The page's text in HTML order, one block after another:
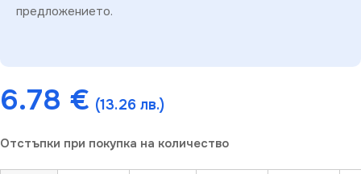
предложението.
6.78 € (13.26 лв.)
Отстъпки при покупка на количество